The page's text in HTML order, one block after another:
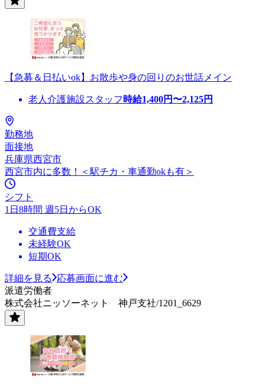
【急募＆日払いok】お散歩や身の回りのお世話メイン
老人介護施設スタッフ 時給1,400円〜2,125円
勤務地
面接地
兵庫県西宮市
西宮市内に多数！＜駅チカ・車通勤okも有＞
シフト
1日8時間 週5日からOK
交通費支給
未経験OK
短期OK
詳細を見る
応募画面に進む
派遣労働者
株式会社ニッソーネット 神戸支社/1201_6629